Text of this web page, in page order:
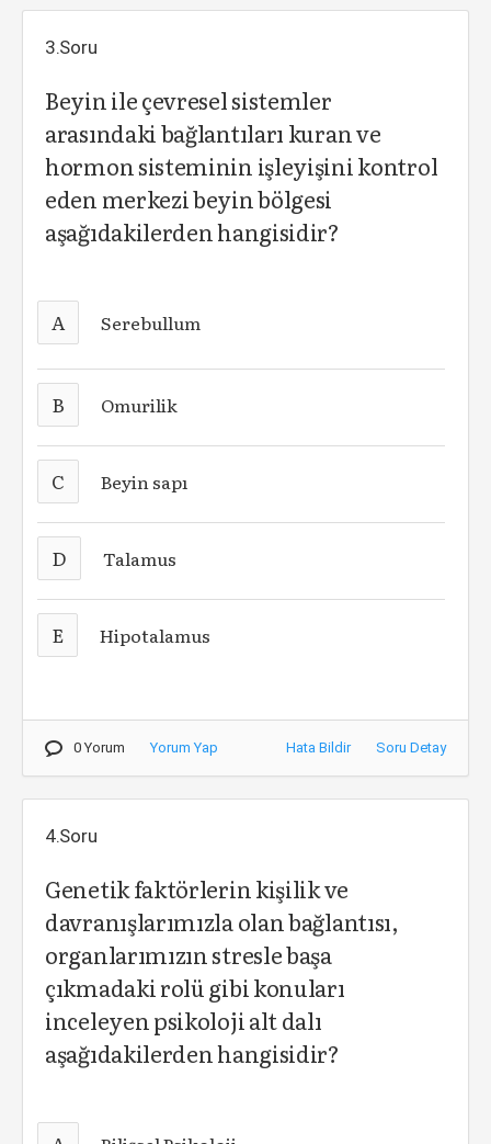
3.Soru
Beyin ile çevresel sistemler
arasındaki bağlantıları kuran ve
hormon sisteminin işleyişini kontrol
eden merkezi beyin bölgesi
aşağıdakilerden hangisidir?
A Serebullum
B Omurilik
C Beyin sapı
D Talamus
E Hipotalamus
0 Yorum Yorum Yap Hata Bildir Soru Detay
4.Soru
Genetik faktörlerin kişilik ve
davranışlarımızla olan bağlantısı,
organlarımızın stresle başa
çıkmadaki rolü gibi konuları
inceleyen psikoloji alt dalı
aşağıdakilerden hangisidir?